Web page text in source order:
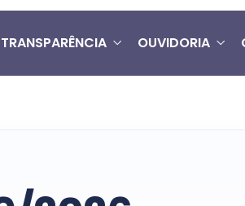
TRANSPARÊNCIA OUVIDORIA